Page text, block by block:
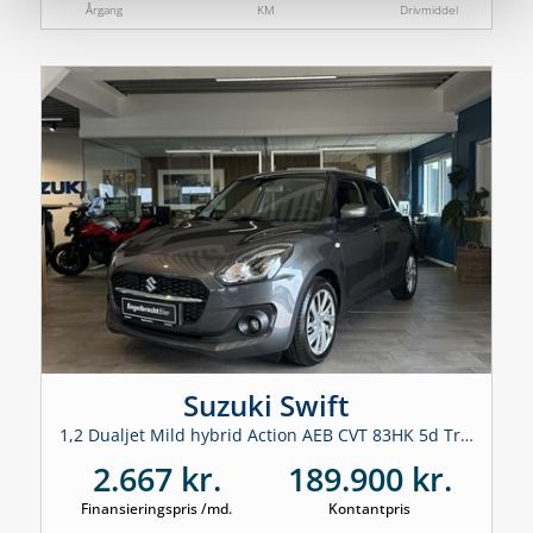
Årgang KM Drivmiddel
Suzuki Swift
1,2 Dualjet Mild hybrid Action AEB CVT 83HK 5d Trinl. Gear
2.667 kr.
Finansieringspris /md.
189.900 kr.
Kontantpris